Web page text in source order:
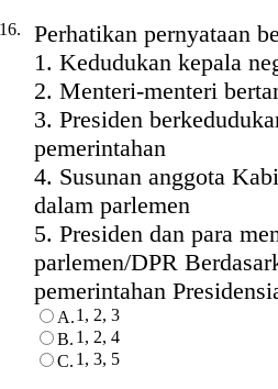
16. Perhatikan pernyataan
1. Kedudukan kepala
2. Menteri-menteri
3. Presiden
pemerintahan
4. Susunan anggota
dalam parlemen
5. Presiden dan para
parlemen/DPR
pemerintahan
A.1, 2, 3
B. 1, 2, 4
C. 1, 3, 5